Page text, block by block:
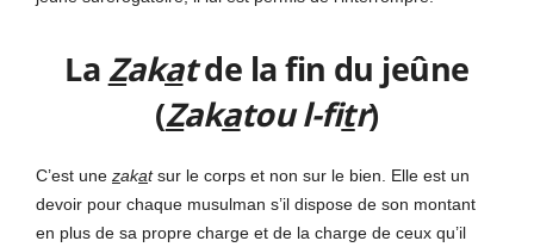
LaZakatde la fin du jeûne
(Zakatou l-fitr)
C’est une zakatsur le corps et non sur le bien. Elle est un
devoir pour chaque musulman s’il dispose de son montant
en plus de sa propre charge et de la charge de ceux qu’il